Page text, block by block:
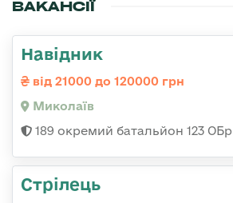
ВАКАНСІЇ
Навідник
від 21000 до 120000 грн
Миколаїв
189 окремий батальйон 123
Стрілець